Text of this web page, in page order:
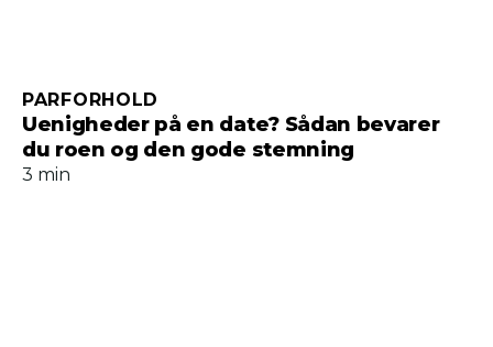
Uenigheder på en date? Sådan bevarer
du roen og den gode stemning
PARFORHOLD
3 min